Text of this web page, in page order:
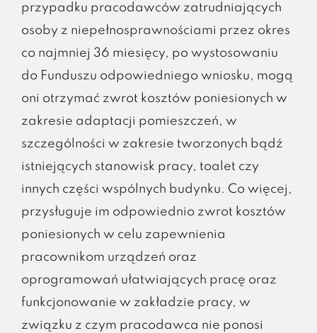
przypadku pracodawców zatrudniających
osoby z niepełnosprawnościami przez okres
co najmniej 36 miesięcy, po wystosowaniu
do Funduszu odpowiedniego wniosku, mogą
oni otrzymać zwrot kosztów poniesionych w
zakresie adaptacji pomieszczeń, w
szczególności w zakresie tworzonych bądź
istniejących stanowisk pracy, toalet czy
innych części wspólnych budynku. Co więcej,
przysługuje im odpowiednio zwrot kosztów
poniesionych w celu zapewnienia
pracownikom urządzeń oraz
oprogramowań ułatwiających pracę oraz
funkcjonowanie w zakładzie pracy, w
związku z czym pracodawca nie ponosi